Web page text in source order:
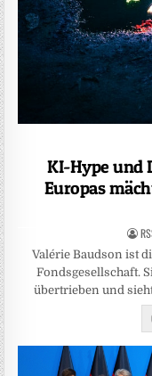
KI-Hype und
Europas
Valérie Baudson ist
Fondsgesellschaft.
übertrieben und